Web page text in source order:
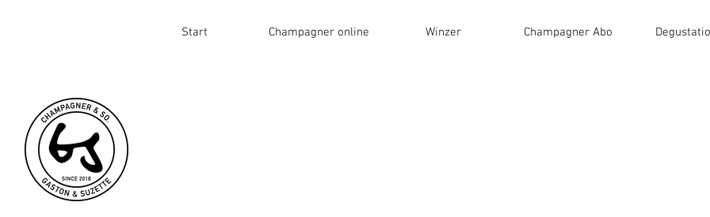
Start Champagner online Winzer Champagner Abo